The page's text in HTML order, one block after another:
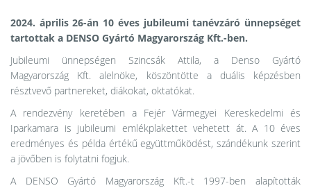
2024. április 26-án 10 éves jubileumi tanévzáró ünnepséget
tartottak a DENSO Gyártó Magyarország Kft.-ben.
Jubileumi ünnepségen Szincsák Attila, a Denso Gyártó
Magyarország Kft. alelnöke, köszöntötte a duális képzésben
résztvevő partnereket, diákokat, oktatókat.
A rendezvény keretében a Fejér Vármegyei Kereskedelmi és
Iparkamara is jubileumi emlékplakettet vehetett át. A 10 éves
eredményes és példa értékű együttműködést, szándékunk szerint
a jövőben is folytatni fogjuk.
A DENSO Gyártó Magyarország Kft.-t 1997-ben alapították